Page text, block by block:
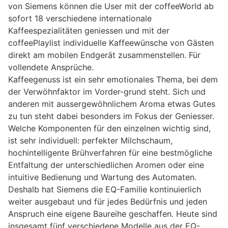
von Siemens können die User mit der coffeeWorld ab
sofort 18 verschiedene internationale
Kaffeespezialitäten geniessen und mit der
coffeePlaylist individuelle Kaffeewünsche von Gästen
direkt am mobilen Endgerät zusammenstellen. Für
vollendete Ansprüche.
Kaffeegenuss ist ein sehr emotionales Thema, bei dem
der Verwöhnfaktor im Vorder-grund steht. Sich und
anderen mit aussergewöhnlichem Aroma etwas Gutes
zu tun steht dabei besonders im Fokus der Geniesser.
Welche Komponenten für den einzelnen wichtig sind,
ist sehr individuell: perfekter Milchschaum,
hochintelligente Brühverfahren für eine bestmögliche
Entfaltung der unterschiedlichen Aromen oder eine
intuitive Bedienung und Wartung des Automaten.
Deshalb hat Siemens die EQ-Familie kontinuierlich
weiter ausgebaut und für jedes Bedürfnis und jeden
Anspruch eine eigene Baureihe geschaffen. Heute sind
insgesamt fünf verschiedene Modelle aus der EQ-